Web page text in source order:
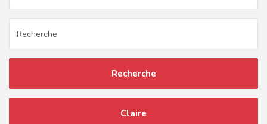
Recherche
Claire